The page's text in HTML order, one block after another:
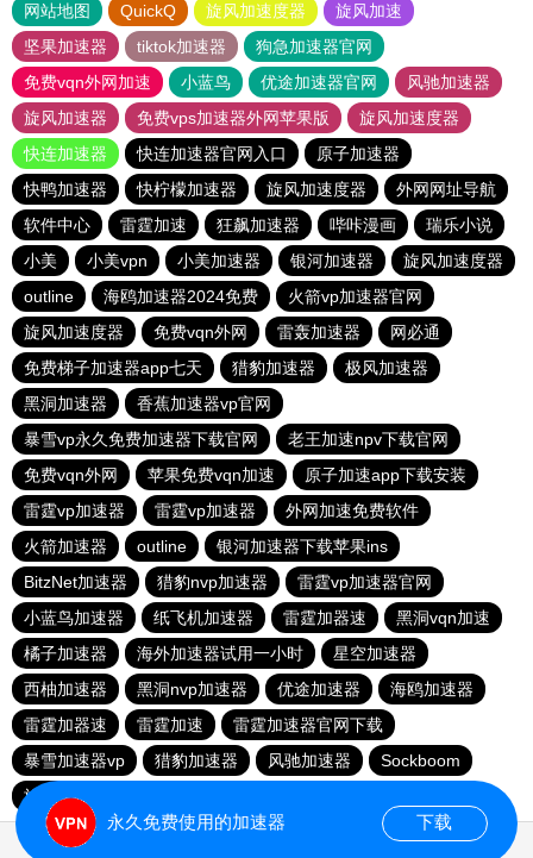
网站地图 QuickQ 旋风加速度器
旋风加速
坚果加速器
tiktok加速器
狗急加速器官网
免费vqn外网加速
小蓝鸟 优途加速器官网
风驰加速器
旋风加速器
免费vps加速器外网苹果版
旋风加速度器
快连加速器
快连加速器官网入口
原子加速器
快鸭加速器
快柠檬加速器 旋风加速度器
外网网址导航
软件中心
雷霆加速 狂飙加速器 哔咔漫画
瑞乐小说
小美
小美vpn 小美加速器 银河加速器
旋风加速度器
outline
海鸥加速器2024免费
火箭vp加速器官网
旋风加速度器
免费vqn外网 雷轰加速器
网必通
免费梯子加速器app七天
猎豹加速器
极风加速器
黑洞加速器
香蕉加速器vp官网
暴雪vp永久免费加速器下载官网
老王加速npv下载官网
免费vqn外网
苹果免费vqn加速
原子加速app下载安装
雷霆vp加速器
雷霆vp加速器
外网加速免费软件
火箭加速器
outline
银河加速器下载苹果ins
BitzNet加速器
猎豹nvp加速器
雷霆vp加速器官网
小蓝鸟加速器
纸飞机加速器 雷霆加器速
黑洞vqn加速
橘子加速器
海外加速器试用一小时
星空加速器
西柚加速器
黑洞nvp加速器 优途加速器
海鸥加速器
雷霆加器速
雷霆加速
雷霆加速器官网下载
暴雪加速器vp
猎豹加速器 风驰加速器
Sockboom
旋风加速度器
永久免费使用的加速器 下载